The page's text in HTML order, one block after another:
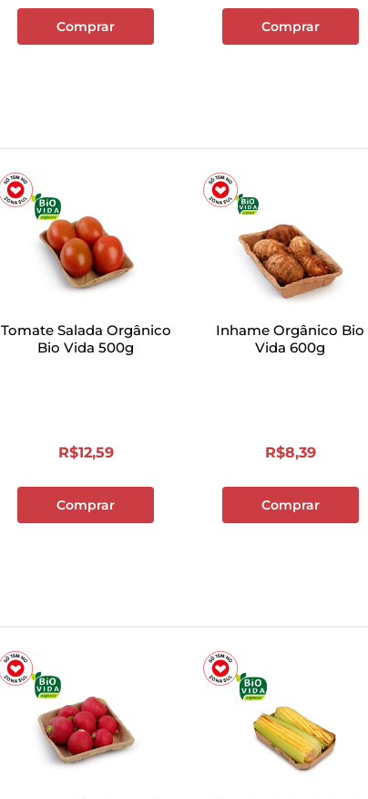
Comprar Comprar
Tomate Salada Orgânico
Bio Vida 500g
R$12,59
Comprar
Inhame Orgânico Bio
Vida 600g
R$8,39
Comprar